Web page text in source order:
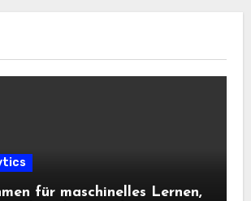
für maschinelles Lernen,